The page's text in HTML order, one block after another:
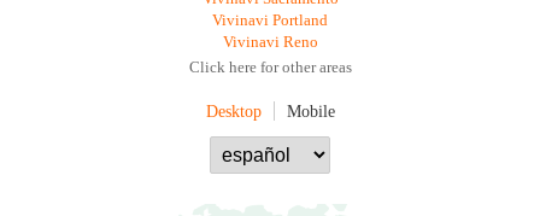
Vivinavi Portland
Vivinavi Reno
Click here for other areas
Desktop Mobile